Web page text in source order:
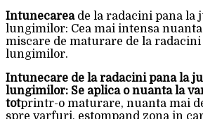
Intunecareade la radacini pana la
lungimilor: Cea mai intensa
miscare de maturare de la
lungimilor.
Intunecare de la radacini pana la
lungimilor: Se aplica o nuanta la
totprintr-o maturare, nuanta mai
spre varfuri, estompand zona in